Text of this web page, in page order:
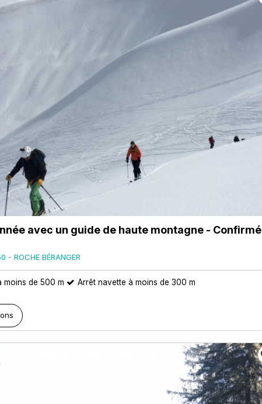
avec un guide de haute montagne - Confirmé
- ROCHE BÉRANGER
moins de 500 m Arrêt navette à moins de 300 m